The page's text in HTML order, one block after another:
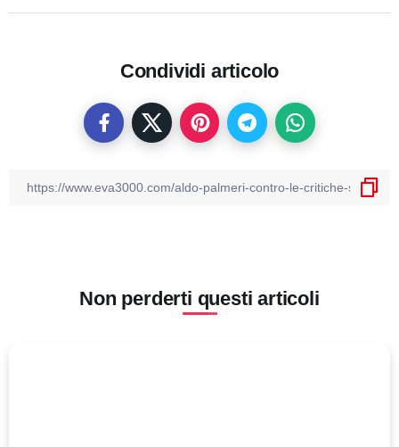
Condividi articolo
Non perderti questi articoli